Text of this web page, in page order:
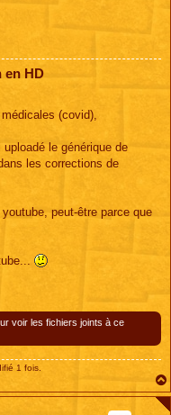
en HD
(covid),
le générique de
les corrections de
peut-être parce que
voir les fichiers joints à ce
1 fois.